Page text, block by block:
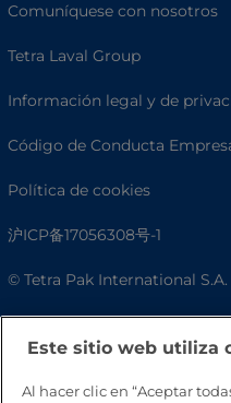
Comuníquese con nosotros
Tetra Laval Group
Información legal y de
Código de Conducta
Política de cookies
沪ICP备17056308号-1
© Tetra Pak International S.A.
Accesibilidad
Este sitio web utiliza
Al hacer clic en “Aceptar